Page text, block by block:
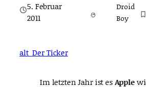
5. Februar
2011
Droid
Boy
alt_Der Ticker
Im letzten Jahr ist esApple